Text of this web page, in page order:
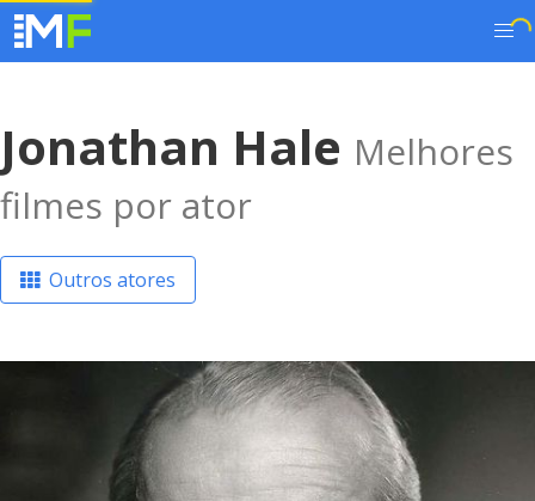
Jonathan Hale Melhores
filmes por ator
Outros atores